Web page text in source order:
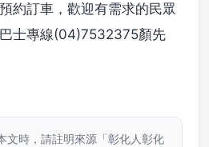
約訂車，歡迎有需求的民眾
士專線(04)7532375顏先
文時，請註明來源「彰化人彰化